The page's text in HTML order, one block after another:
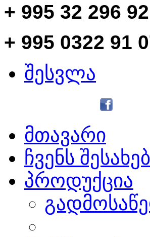
+ 995 32 296
+ 995 0322 91
შესვლა
მთავარი
ჩვენს შესახებ
პროდუქცია